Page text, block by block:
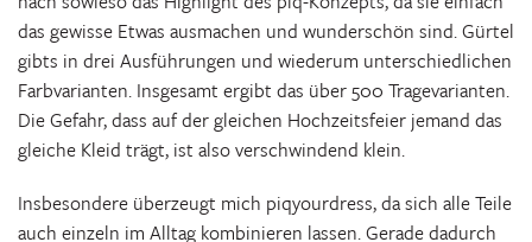
das gewisse Etwas ausmachen und wunderschön sind. Gürtel
gibts in drei Ausführungen und wiederum unterschiedlichen
Farbvarianten. Insgesamt ergibt das über 500 Tragevarianten.
Die Gefahr, dass auf der gleichen Hochzeitsfeier jemand das
gleiche Kleid trägt, ist also verschwindend klein.
Insbesondere überzeugt mich piqyourdress, da sich alle Teile
auch einzeln im Alltag kombinieren lassen. Gerade dadurch